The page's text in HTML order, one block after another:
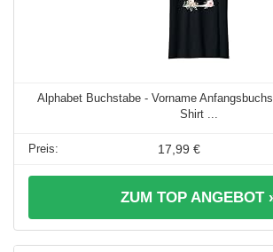
Alphabet Buchstabe - Vorname
Shirt ...
17,99 €
ZUM TOP ANGEBOT